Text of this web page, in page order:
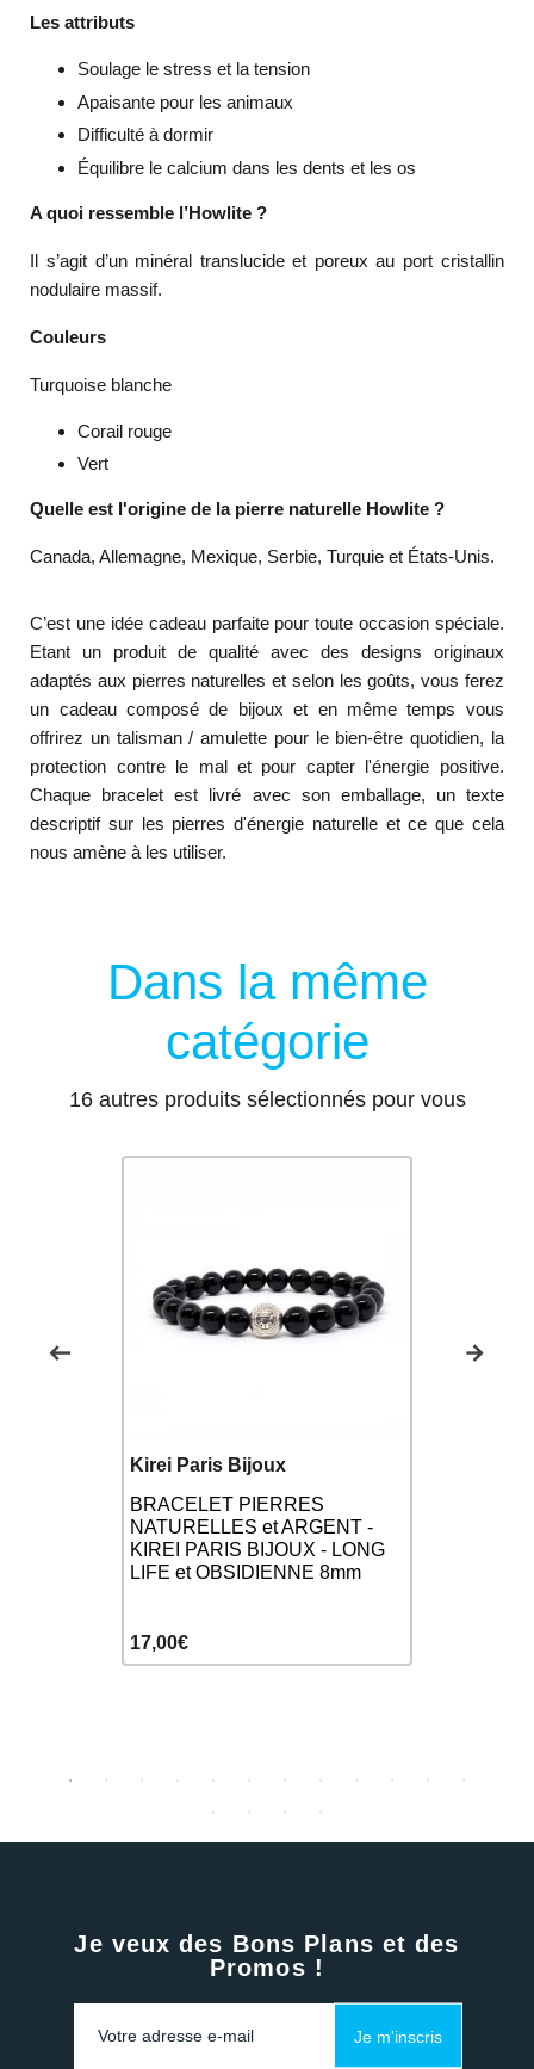
Les attributs
Soulage le stress et la tension
Apaisante pour les animaux
Difficulté à dormir
Équilibre le calcium dans les dents et les os
A quoi ressemble l’Howlite ?
Il s’agit d’un minéral translucide et poreux au port cristallin
nodulaire massif.
Couleurs
Turquoise blanche
Corail rouge
Vert
Quelle est l'origine de la pierre naturelle Howlite ?
Canada, Allemagne, Mexique, Serbie, Turquie et États-Unis.
C’est une idée cadeau parfaite pour toute occasion spéciale.
Etant un produit de qualité avec des designs originaux
adaptés aux pierres naturelles et selon les goûts, vous ferez
un cadeau composé de bijoux et en même temps vous
offrirez un talisman / amulette pour le bien-être quotidien, la
protection contre le mal et pour capter l'énergie positive.
Chaque bracelet est livré avec son emballage, un texte
descriptif sur les pierres d'énergie naturelle et ce que cela
nous amène à les utiliser.
Dans la même
catégorie
16 autres produits sélectionnés pour vous
Kirei Paris Bijoux
BRACELET PIERRES
NATURELLES et ARGENT -
KIREI PARIS BIJOUX - LONG
LIFE et OBSIDIENNE 8mm
17,00€
Je veux des Bons Plans et des
Promos !
Je m'inscris